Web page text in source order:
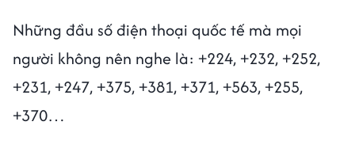
Những đầu số điện thoại quốc tế mà mọi
người không nên nghe là: +224, +232, +252,
+231, +247, +375, +381, +371, +563, +255,
+370…